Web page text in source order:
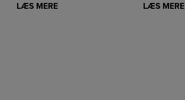
LÆS MERE LÆS MERE